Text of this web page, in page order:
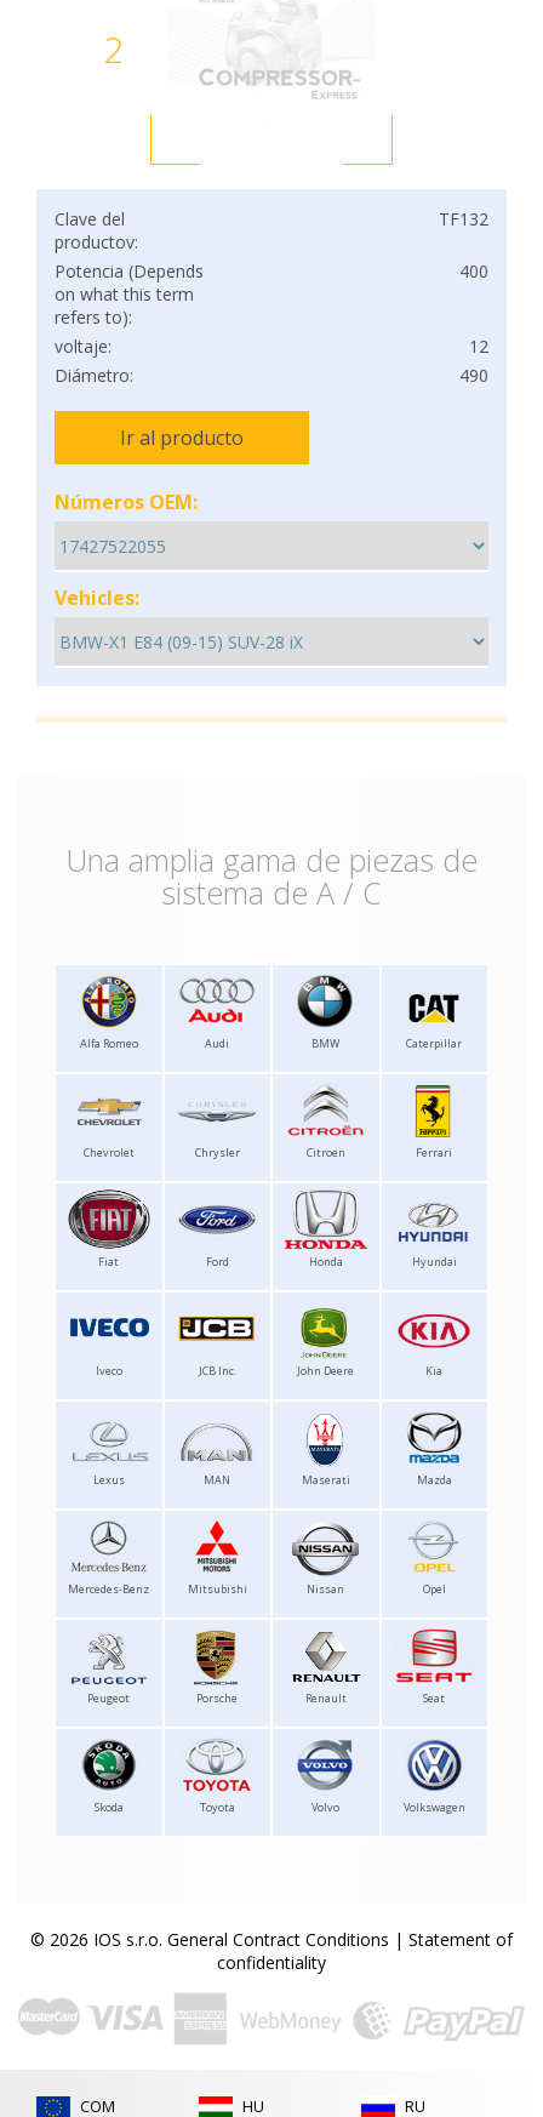
2
Clave del
productov:
TF132
Potencia (Depends
on what this term
refers to):
400
voltaje:
12
Diámetro:
490
Ir al producto
Números OEM:
Vehicles:
Una amplia gama de piezas de
sistema de A / C
Alfa Romeo Audi BMW Caterpillar
Chevrolet Chrysler Citroen Ferrari
Fiat Ford Honda Hyundai
Iveco JCB Inc. John Deere Kia
Lexus MAN Maserati Mazda
Mercedes-Benz Mitsubishi Nissan Opel
Peugeot Porsche Renault Seat
Skoda Toyota Volvo Volkswagen
© 2026 IOS s.r.o. General Contract Conditions | Statement of
confidentiality
COM HU RU